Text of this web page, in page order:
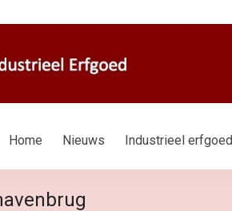
Home Nieuws Industrieel erfgoed